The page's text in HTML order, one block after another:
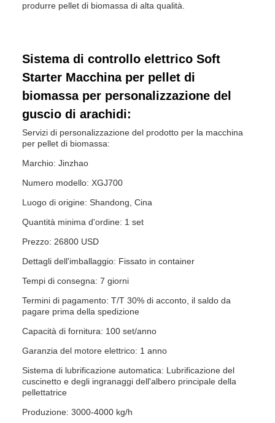
produrre pellet di biomassa di alta qualità.
Sistema di controllo elettrico Soft
Starter Macchina per pellet di
biomassa per personalizzazione del
guscio di arachidi:
Servizi di personalizzazione del prodotto per la macchina
per pellet di biomassa:
Marchio: Jinzhao
Numero modello: XGJ700
Luogo di origine: Shandong, Cina
Quantità minima d'ordine: 1 set
Prezzo: 26800 USD
Dettagli dell'imballaggio: Fissato in container
Tempi di consegna: 7 giorni
Termini di pagamento: T/T 30% di acconto, il saldo da
pagare prima della spedizione
Capacità di fornitura: 100 set/anno
Garanzia del motore elettrico: 1 anno
Sistema di lubrificazione automatica: Lubrificazione del
cuscinetto e degli ingranaggi dell'albero principale della
pellettatrice
Produzione: 3000-4000 kg/h